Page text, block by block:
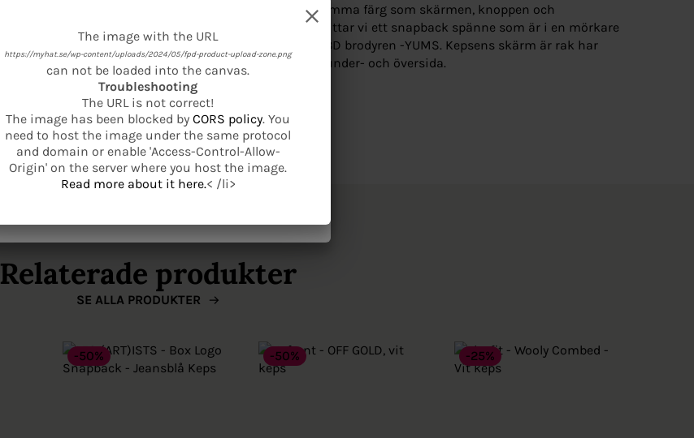
broderad New Era logga i samma färg som skärmen, knoppen och
smilegubben fram. Baktill hittar vi ett snapback spänne som är i en mörkare
guldfärg tillsammans med 3D brodyren -YUMS. Kepsens skärm är rak har
samma beiga färg både på under- och översida.
Tillverkad i 100% Polyester
Relaterade produkter
SE ALLA PRODUKTER
-50% -50% -25%
The image with the URL
https://myhat.se/wp-content/uploads/2024/05/fpd-product-basic-product-
base.png
can not be loaded into the canvas.
Troubleshooting
The URL is not correct!
The image has been blocked byCORS policy. You
need to host the image under the same protocol
and domain or enable 'Access-Control-Allow-
Origin' on the server where you host the image.
The image with the URL
https://myhat.se/wp-content/uploads/2024/05/fpd-product-upload-zone.png
can not be loaded into the canvas.
Troubleshooting
The URL is not correct!
The image has been blocked by CORS policy. You
need to host the image under the same protocol
and domain or enable 'Access-Control-Allow-
Origin' on the server where you host the image.
Read more about it here.< /li>